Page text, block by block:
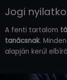
Jogi
A fenti tartalom
tanácsnak.
alapján kerül